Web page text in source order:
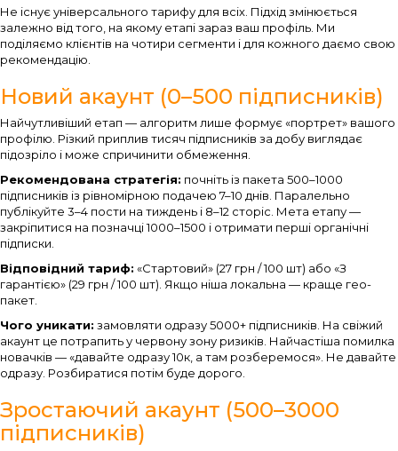
Не існує універсального тарифу для всіх. Підхід змінюється
залежно від того, на якому етапі зараз ваш профіль. Ми
поділяємо клієнтів на чотири сегменти і для кожного даємо свою
рекомендацію.
Новий акаунт (0–500 підписників)
Найчутливіший етап — алгоритм лише формує «портрет» вашого
профілю. Різкий приплив тисяч підписників за добу виглядає
підозріло і може спричинити обмеження.
Рекомендована стратегія: почніть із пакета 500–1000
підписників із рівномірною подачею 7–10 днів. Паралельно
публікуйте 3–4 пости на тиждень і 8–12 сторіс. Мета етапу —
закріпитися на позначці 1000–1500 і отримати перші органічні
підписки.
Відповідний тариф: «Стартовий» (27 грн / 100 шт) або «З
гарантією» (29 грн / 100 шт). Якщо ніша локальна — краще гео-
пакет.
Чого уникати: замовляти одразу 5000+ підписників. На свіжий
акаунт це потрапить у червону зону ризиків. Найчастіша помилка
новачків — «давайте одразу 10к, а там розберемося». Не давайте
одразу. Розбиратися потім буде дорого.
Зростаючий акаунт (500–3000
підписників)